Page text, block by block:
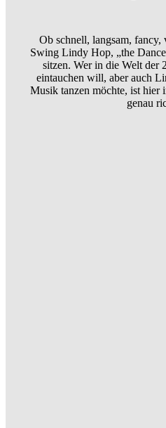
Ob schnell, langsam,
Swing Lindy Hop, „the
sitzen. Wer in die Welt der
eintauchen will, aber auch
Musik tanzen möchte, ist hier
genau